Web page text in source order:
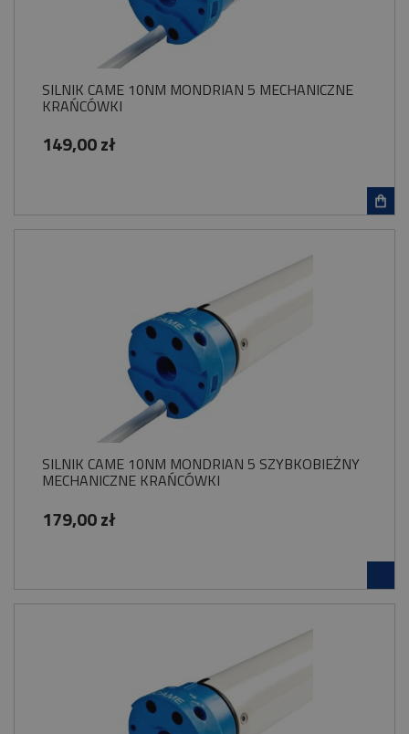
SILNIK CAME 10NM MONDRIAN 5 MECHANICZNE
KRAŃCÓWKI
149,00 zł
SILNIK CAME 10NM MONDRIAN 5 SZYBKOBIEŻNY
MECHANICZNE KRAŃCÓWKI
179,00 zł